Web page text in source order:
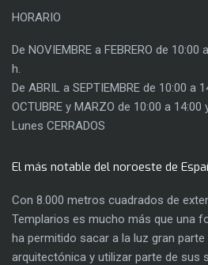
HORARIO
De NOVIEMBRE a FEBRERO de
h.
De ABRIL a SEPTIEMBRE de 10:00 a
OCTUBRE y MARZO de 10:00 a 14:00
Lunes CERRADOS
El más notable del noroeste de
Con 8.000 metros cuadrados de
Templarios es mucho más que una
ha permitido sacar a la luz gran
arquitectónica y utilizar parte de sus